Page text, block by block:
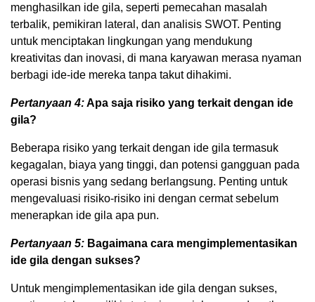
menghasilkan ide gila, seperti pemecahan masalah
terbalik, pemikiran lateral, dan analisis SWOT. Penting
untuk menciptakan lingkungan yang mendukung
kreativitas dan inovasi, di mana karyawan merasa nyaman
berbagi ide-ide mereka tanpa takut dihakimi.
Pertanyaan 4:Apa saja risiko yang terkait dengan ide
gila?
Beberapa risiko yang terkait dengan ide gila termasuk
kegagalan, biaya yang tinggi, dan potensi gangguan pada
operasi bisnis yang sedang berlangsung. Penting untuk
mengevaluasi risiko-risiko ini dengan cermat sebelum
menerapkan ide gila apa pun.
Pertanyaan 5: Bagaimana cara mengimplementasikan
ide gila dengan sukses?
Untuk mengimplementasikan ide gila dengan sukses,